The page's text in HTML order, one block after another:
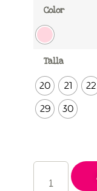
Color
Talla
20 21 22
29
30